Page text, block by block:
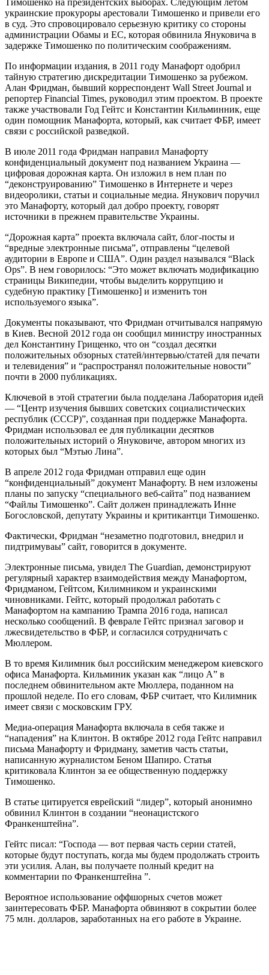
украинские прокуроры арестовали Тимошенко и привели его
в суд. Это спровоцировало серьезную критику со стороны
администрации Обамы и ЕС, которая обвинила Януковича в
задержке Тимошенко по политическим соображениям.
По информации издания, в 2011 году Манафорт одобрил
тайную стратегию дискредитации Тимошенко за рубежом.
Алан Фридман, бывший корреспондент Wall Street Journal и
репортер Financial Times, руководил этим проектом. В проекте
также участвовали Год Гейтс и Константин Кильминник, еще
один помощник Манафорта, который, как считает ФБР, имеет
связи с российской разведкой.
В июле 2011 года Фридман направил Манафорту
конфиденциальный документ под названием Украина —
цифровая дорожная карта. Он изложил в нем план по
“деконструированию” Тимошенко в Интернете и через
видеоролики, статьи и социальные медиа. Янукович поручил
это Манафорту, который дал добро проекту, говорят
источники в прежнем правительстве Украины.
“Дорожная карта” проекта включала сайт, блог-посты и
“вредные электронные письма”, отправлены “целевой
аудитории в Европе и США”. Один раздел назывался “Black
Ops”. В нем говорилось: “Это может включать модификацию
страницы Википедии, чтобы выделить коррупцию и
судебную практику [Тимошенко] и изменить тон
используемого языка”.
Документы показывают, что Фридман отчитывался напрямую
в Киев. Весной 2012 года он сообщил министру иностранных
дел Константину Грищенко, что он “создал десятки
положительных обзорных статей/интервью/статей для печати
и телевидения” и “распространял положительные новости”
почти в 2000 публикациях.
Ключевой в этой стратегии была подделана Лаборатория идей
— “Центр изучения бывших советских социалистических
республик (СССР)”, созданная при поддержке Манафорта.
Фридман использовал ее для публикации десятков
положительных историй о Януковиче, автором многих из
которых был “Мэтью Лина”.
В апреле 2012 года Фридман отправил еще один
“конфиденциальный” документ Манафорту. В нем изложены
планы по запуску “специального веб-сайта” под названием
“Файлы Тимошенко”. Сайт должен принадлежать Инне
Богословской, депутату Украины и критикантци Тимошенко.
Фактически, Фридман “незаметно подготовил, внедрил и
пидтримуваы” сайт, говорится в документе.
Электронные письма, увидел The Guardian, демонстрируют
регулярный характер взаимодействия между Манафортом,
Фридманом, Гейтсом, Килимником и украинскими
чиновниками. Гейтс, который продолжал работать с
Манафортом на кампанию Трампа 2016 года, написал
несколько сообщений. В феврале Гейтс признал заговор и
лжесвидетельство в ФБР, и согласился сотрудничать с
Мюллером.
В то время Килимник был российским менеджером киевского
офиса Манафорта. Кильминик указан как “лицо А” в
последнем обвинительном акте Мюллера, поданном на
прошлой неделе. По его словам, ФБР считает, что Килимник
имеет связи с московским ГРУ.
Медиа-операция Манафорта включала в себя также и
“нападения” на Клинтон. В октябре 2012 года Гейтс направил
письма Манафорту и Фридману, заметив часть статьи,
написанную журналистом Беном Шапиро. Статья
критиковала Клинтон за ее общественную поддержку
Тимошенко.
В статье цитируется еврейский “лидер”, который анонимно
обвинил Клинтон в создании “неонацистского
Франкенштейна”.
Гейтс писал: “Господа — вот первая часть серии статей,
которые будут поступать, когда мы будем продолжать строить
эти усилия. Алан, вы получаете полный кредит на
комментарии по Франкенштейна ”.
Вероятное использование оффшорных счетов может
заинтересовать ФБР. Манафорта обвиняют в сокрытии более
75 млн. долларов, заработанных на его работе в Украине.